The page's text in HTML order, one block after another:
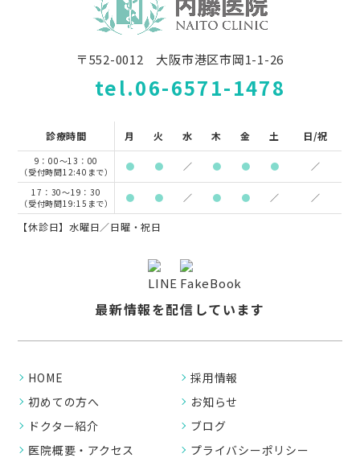
〒552-0012 大阪市港区市岡1-1-26
tel.06-6571-1478
診療時間 月 火 水 木 金 土 日/祝
9：00～13：00
（受付時間12:40まで）
● ● ／ ● ● ● ／
17：30～19：30
（受付時間19:15まで）
● ● ／ ● ● ／ ／
【休診日】水曜日／日曜・祝日
最新情報を配信しています
HOME
初めての方へ
ドクター紹介
医院概要・アクセス
採用情報
お知らせ
ブログ
プライバシーポリシー